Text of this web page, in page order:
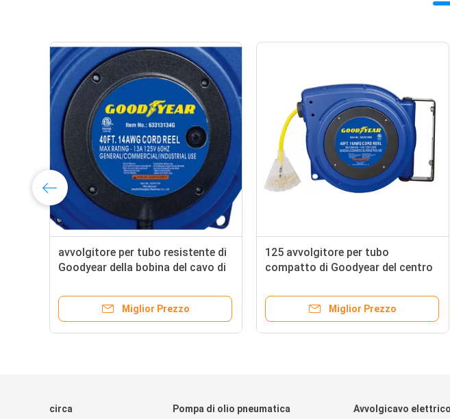
avvolgitore per tubo resistente di
Goodyear della bobina del cavo di
40ft con il connettore acceso LED
Miglior Prezzo
125 avvolgitore per tubo
compatto di Goodyear del centro
di risistemazione
Miglior Prezzo
circa Pompa di olio pneumatica Avvolgicavo elettrico